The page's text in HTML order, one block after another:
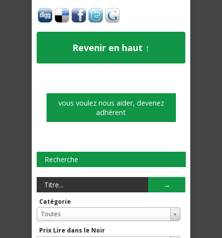
Revenir en haut ↑
vous voulez nous aider, devenez
adhérent
Recherche
Catégorie
Toutes
Prix Lire dans le Noir